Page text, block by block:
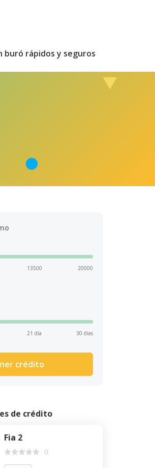
buró rápidos y seguros
13500 20000
21 día 30 días
crédito
de crédito
Fia 2
0